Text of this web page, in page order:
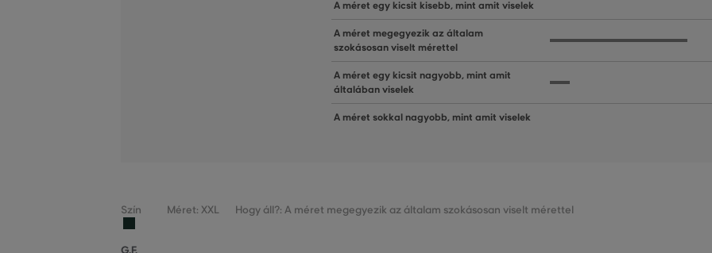
A méret egy kicsit kisebb, mint amit viselek
A méret megegyezik az általam
szokásosan viselt mérettel
A méret egy kicsit nagyobb, mint amit
általában viselek
A méret sokkal nagyobb, mint amit viselek
Szín Méret: XXL Hogy áll?: A méret megegyezik az általam szokásosan viselt mérettel